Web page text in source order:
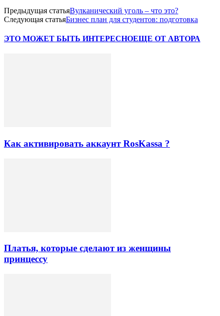
Предыдущая статьяВулканический уголь – что это?
Следующая статьяБизнес план для студентов: подготовка
ЭТО МОЖЕТ БЫТЬ ИНТЕРЕСНОЕЩЕ ОТ АВТОРА
Как активировать аккаунт RosKassa ?
Платья, которые сделают из женщины
принцессу